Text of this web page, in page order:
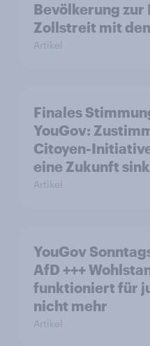
Bevölkerung zur
Zollstreit mit
Artikel
Finales
YouGov:
Citoyen-
eine Zukunft
Artikel
YouGov
AfD +++
funktioniert für
nicht mehr
Artikel